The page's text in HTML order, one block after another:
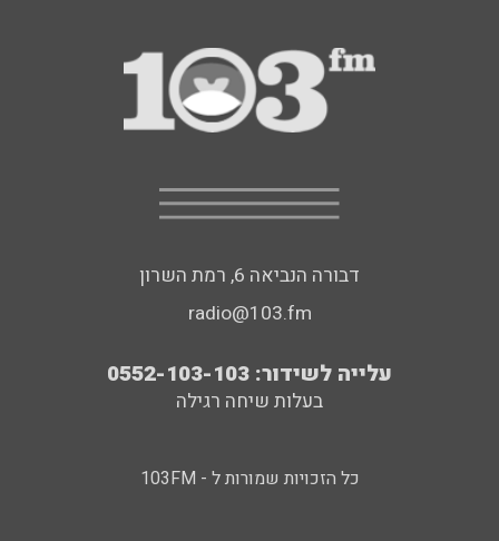
דבורה הנביאה 6, רמת השרון
radio@103.fm
עלייה לשידור: 0552-103-103
בעלות שיחה רגילה
כל הזכויות שמורות ל - 103FM